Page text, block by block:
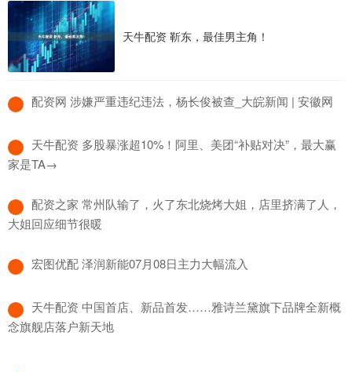
天牛配资 靳东，最佳男主角！
​配资网 涉嫌严重违纪违法，杨长俊被查_大皖新闻 | 安徽网
​天牛配资 多股暴涨超10%！阿里、美团“补贴对决”，最大赢
家是TA→
​配资之家 常州队输了，火了东北烧烤大姐，店里挤满了人，
大姐回应细节很暖
​宏图优配 泽润新能07月08日主力大幅流入
​天牛配资 中国首店、新品首发……雅诗兰黛旗下品牌全新概
念旗舰店落户新天地